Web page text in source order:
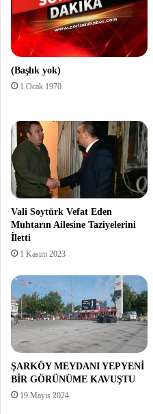
(Başlık yok)
1 Ocak 1970
Vali Soytürk Vefat Eden
Muhtarın Ailesine Taziyelerini
İletti
1 Kasım 2023
ŞARKÖY MEYDANI YEPYENİ
BİR GÖRÜNÜME KAVUŞTU
19 Mayıs 2024